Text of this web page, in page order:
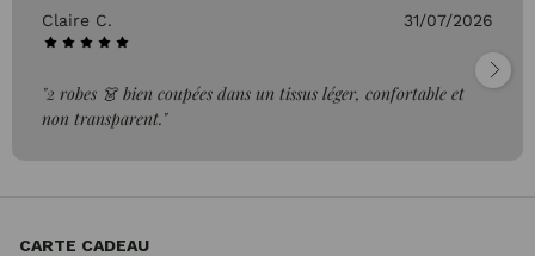
Claire C. 31/07/2026
"2 robes 👗 bien coupées dans un tissus léger, confortable et
non transparent."
CARTE CADEAU